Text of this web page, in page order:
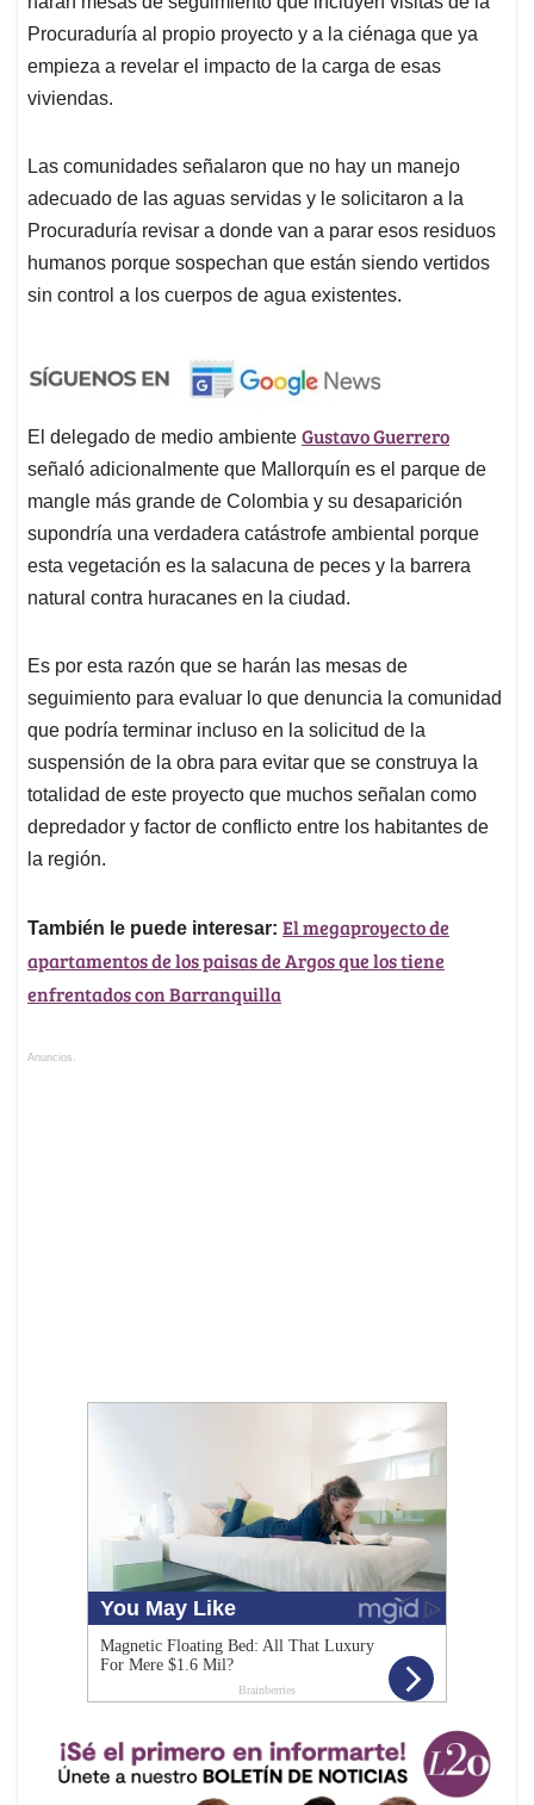
Procuraduría al propio proyecto y a la ciénaga que ya
empieza a revelar el impacto de la carga de esas
viviendas.
Las comunidades señalaron que no hay un manejo
adecuado de las aguas servidas y le solicitaron a la
Procuraduría revisar a donde van a parar esos residuos
humanos porque sospechan que están siendo vertidos
sin control a los cuerpos de agua existentes.
El delegado de medio ambiente Gustavo Guerrero
señaló adicionalmente que Mallorquín es el parque de
mangle más grande de Colombia y su desaparición
supondría una verdadera catástrofe ambiental porque
esta vegetación es la salacuna de peces y la barrera
natural contra huracanes en la ciudad.
Es por esta razón que se harán las mesas de
seguimiento para evaluar lo que denuncia la comunidad
que podría terminar incluso en la solicitud de la
suspensión de la obra para evitar que se construya la
totalidad de este proyecto que muchos señalan como
depredador y factor de conflicto entre los habitantes de
la región.
También le puede interesar: El megaproyecto de
apartamentos de los paisas de Argos que los tiene
enfrentados con Barranquilla
Anuncios.